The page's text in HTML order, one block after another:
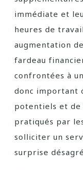
immédiate et
heures de
augmentation
fardeau
confrontées à
donc important
potentiels et de
pratiqués par
solliciter un
surprise